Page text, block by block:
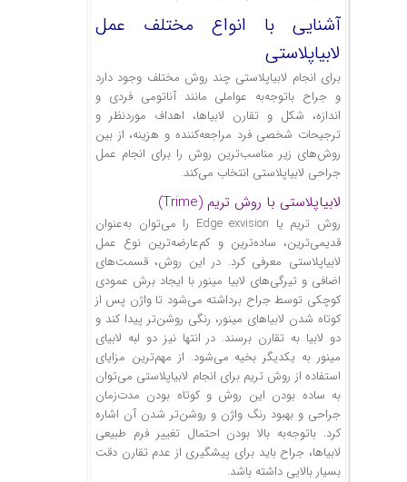
آشنایی با انواع مختلف عمل
لابیاپلاستی
برای انجام لابیاپلاستی چند روش مختلف وجود دارد
و جراح با‌توجه‌به عواملی مانند آناتومی فردی و
اندازه، شکل و تقارن لابیاها، اهداف موردنظر و
ترجیحات شخصی فرد مراجعه‌کننده و هزینه، از بین
روش‌های زیر مناسب‌ترین روش را برای انجام عمل
جراحی لابیاپلاستی انتخاب می‌کند.
لابیاپلاستی با روش تریم (Trime)
روش تریم یا Edge exvision را می‌توان به‌عنوان
قدیمی‌ترین، ساده‌ترین و کم‌عارضه‌ترین نوع عمل
لابیاپلاستی معرفی کرد. در این روش، قسمت‌های
اضافی و تیرگی‌های لابیا مینور با ایجاد برش عمودی
کوچکی توسط جراح برداشته می‌شود تا واژن پس از
کوتاه شدن لابیاهای مینور، رنگی روشن‌تر پیدا کند و
دو لابیا به تقارن برسند. در انتها نیز دو لبه لابیای
مینور به یکدیگر بخیه می‌شود. از مهم‌ترین مزایای
استفاده از روش تریم برای انجام لابیاپلاستی می‌توان
به ساده بودن این روش و کوتاه بودن مدت‌زمان
جراحی و بهبود رنگ واژن و روشن‌تر شدن آن اشاره
کرد. با‌توجه‌به بالا بودن احتمال تغییر فرم طبیعی
لابیا‌ها، جراح باید برای پیشگیری از عدم تقارن دقت
بسیار بالایی داشته باشد.